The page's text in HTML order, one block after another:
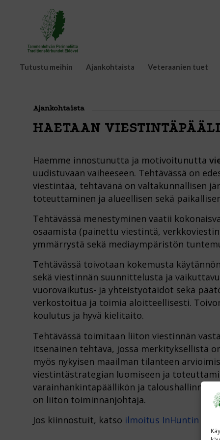
Tutustu meihin Ajankohtaista Veteraanien tuet
Ajankohtaista
HAETAAN
Haemme innostunutta ja motivoitunutta
uudistuvaan vaiheeseen. Tehtävässä on
viestintää, tehtävänä on valtakunnallisen
toteuttaminen ja alueellisen sekä
Tehtävässä menestyminen vaatii
osaamista (painettu viestintä,
ymmärrystä sekä mediaympäristön
Tehtävässä toivotaan kokemusta
sekä viestinnän suunnittelusta ja
vuorovaikutus- ja yhteistyötaidot sekä
verkostoitua ja toimia aloitteellisesti.
koulutus ja hyvä kielitaito.
Tehtävässä toimitaan liiton viestinnän
itsenäinen tehtävä, jossa merkityksellistä
myös nykyisen maailman tilanteen
viestintästrategian luomiseen ja
varainhankintapäällikön ja taloushallinnon
on liiton toiminnanjohtaja.
Jos kiinnostuit, katso ilmoitus InHuntin